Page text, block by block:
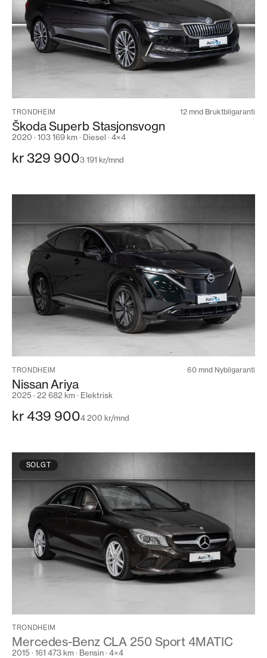
TRONDHEIM 12 mnd Bruktbilgaranti
Škoda Superb Stasjonsvogn
2020 · 103 169 km · Diesel · 4×4
kr 329 9003 191 kr/mnd
TRONDHEIM 60 mnd Nybilgaranti
Nissan Ariya
2025 · 22 682 km · Elektrisk
kr 439 9004 200 kr/mnd
SOLGT
TRONDHEIM
Mercedes-Benz CLA 250 Sport 4MATIC
2015 · 161 473 km · Bensin · 4×4